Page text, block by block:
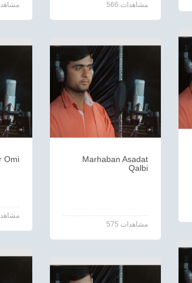
397 566 مشاهدات
Omi
583
Marhaban Asadat
Qalbi
575 مشاهدات